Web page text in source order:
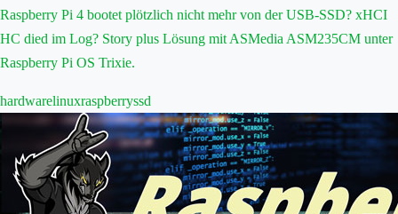
Raspberry Pi 4 bootet plötzlich nicht mehr von der USB-SSD? xHCI
HC died im Log? Story plus Lösung mit ASMedia ASM235CM unter
Raspberry Pi OS Trixie.
hardwarelinuxraspberryssd